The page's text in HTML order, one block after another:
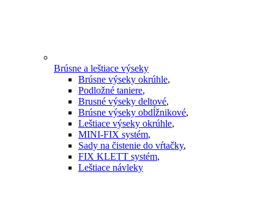
Brúsne a leštiace výseky
Brúsne výseky okrúhle,
Podložné taniere,
Brusné výseky deltové,
Brúsne výseky obdĺžnikové,
Leštiace výseky okrúhle,
MINI-FIX systém,
Sady na čistenie do vŕtačky,
FIX KLETT systém,
Leštiace návleky